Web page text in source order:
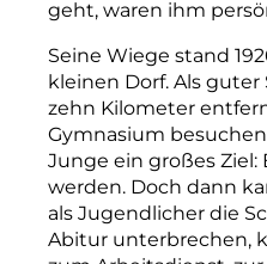
geht, waren ihm
Seine Wiege stand
kleinen Dorf. Als
zehn Kilometer
Gymnasium
Junge ein großes Ziel:
werden. Doch dann
als Jugendlicher die
Abitur unterbrechen,